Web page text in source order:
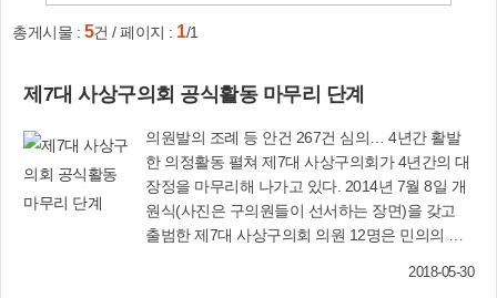
총게시물 : 5건 / 페이지 : 1/1
제7대 사상구의회 공식활동 마무리 단계
의원발의 조례 등 안건 267건 심의… 4년간 활발
한 의정활동 펼쳐 제7대 사상구의회가 4년간의 대
장정을 마무리해 나가고 있다. 2014년 7월 8일 개
원식(사진은 구의원들이 선서하는 장면)을 갖고
출범한 제7대 사상구의회 의원 12명은 민의의 대
2018-05-30